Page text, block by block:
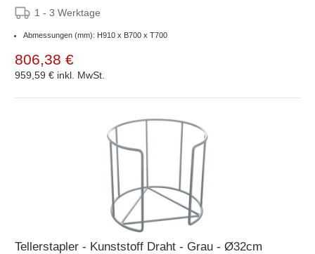
1 - 3 Werktage
Abmessungen (mm): H910 x B700 x T700
806,38 €
959,59 € inkl. MwSt.
Tellerstapler - Kunststoff Draht - Grau - Ø32cm